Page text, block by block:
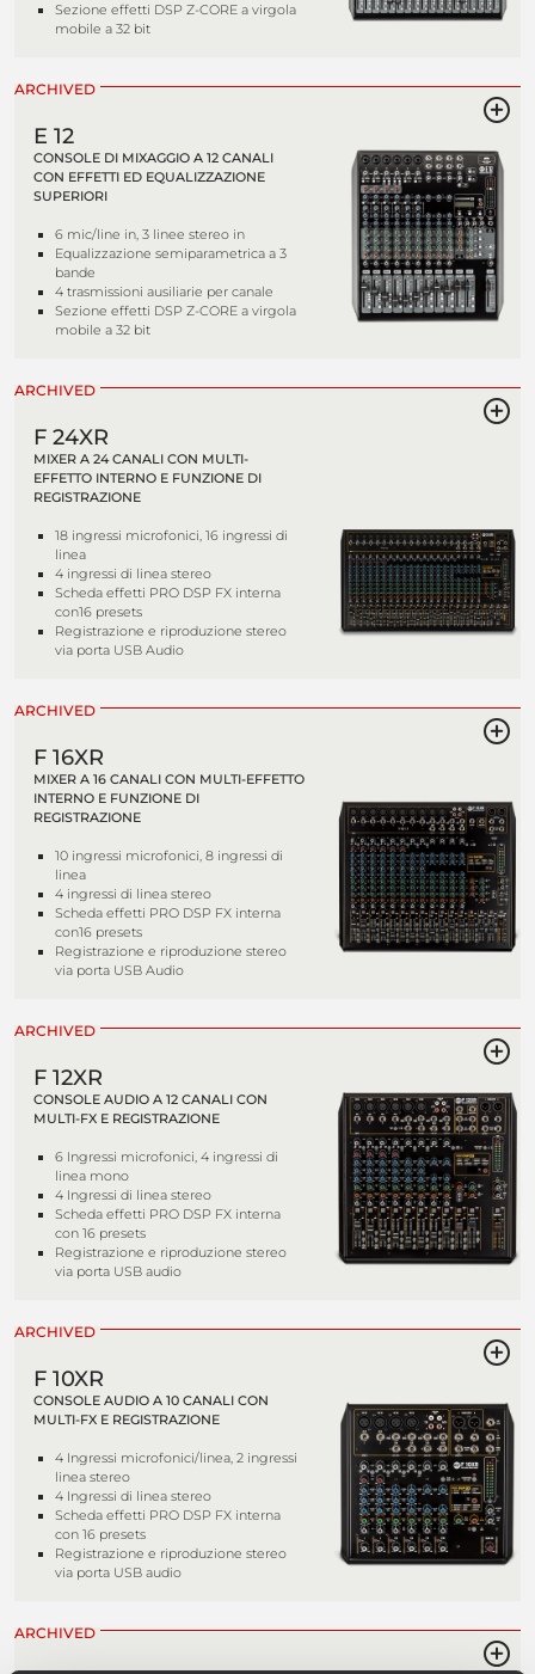
Sezione effetti DSP Z-CORE a virgola
mobile a 32 bit
ARCHIVED
E 12
CONSOLE DI MIXAGGIO A 12 CANALI
CON EFFETTI ED EQUALIZZAZIONE
SUPERIORI
6 mic/line in, 3 linee stereo in
Equalizzazione semiparametrica a 3
bande
4 trasmissioni ausiliarie per canale
Sezione effetti DSP Z-CORE a virgola
mobile a 32 bit
ARCHIVED
F 24XR
MIXER A 24 CANALI CON MULTI-
EFFETTO INTERNO E FUNZIONE DI
REGISTRAZIONE
18 ingressi microfonici, 16 ingressi di
linea
4 ingressi di linea stereo
Scheda effetti PRO DSP FX interna
con16 presets
Registrazione e riproduzione stereo
via porta USB Audio
ARCHIVED
F 16XR
MIXER A 16 CANALI CON MULTI-EFFETTO
INTERNO E FUNZIONE DI
REGISTRAZIONE
10 ingressi microfonici, 8 ingressi di
linea
4 ingressi di linea stereo
Scheda effetti PRO DSP FX interna
con16 presets
Registrazione e riproduzione stereo
via porta USB Audio
ARCHIVED
F 12XR
CONSOLE AUDIO A 12 CANALI CON
MULTI-FX E REGISTRAZIONE
6 Ingressi microfonici, 4 ingressi di
linea mono
4 Ingressi di linea stereo
Scheda effetti PRO DSP FX interna
con 16 presets
Registrazione e riproduzione stereo
via porta USB audio
ARCHIVED
F 10XR
CONSOLE AUDIO A 10 CANALI CON
MULTI-FX E REGISTRAZIONE
4 Ingressi microfonici/linea, 2 ingressi
linea stereo
4 Ingressi di linea stereo
Scheda effetti PRO DSP FX interna
con 16 presets
Registrazione e riproduzione stereo
via porta USB audio
ARCHIVED